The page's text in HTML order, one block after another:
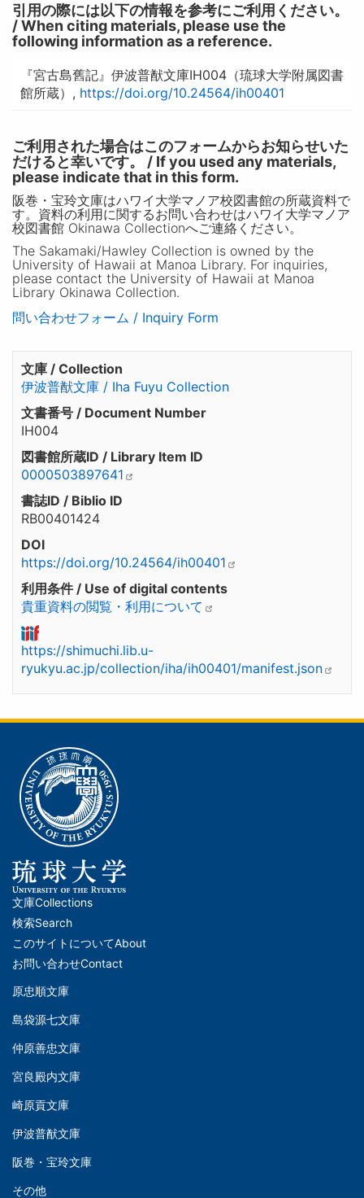
引用の際には以下の情報を参考にご利用ください。
/ When citing materials, please use the
following information as a reference.
『宮古島舊記』伊波普猷文庫IH004（琉球大学附属図書
館所蔵）, https://doi.org/10.24564/ih00401
ご利用された場合はこのフォームからお知らせいた
だけると幸いです。 / If you used any materials,
please indicate that in this form.
阪巻・宝玲文庫はハワイ大学マノア校図書館の所蔵資料で
す。資料の利用に関するお問い合わせはハワイ大学マノア
校図書館 Okinawa Collectionへご連絡ください。
The Sakamaki/Hawley Collection is owned by the
University of Hawaii at Manoa Library. For inquiries,
please contact the University of Hawaii at Manoa
Library Okinawa Collection.
問い合わせフォーム / Inquiry Form
文庫 / Collection
伊波普猷文庫 / Iha Fuyu Collection
文書番号 / Document Number
IH004
図書館所蔵ID / Library Item ID
0000503897641
書誌ID / Biblio ID
RB00401424
DOI
https://doi.org/10.24564/ih00401
利用条件 / Use of digital contents
貴重資料の閲覧・利用について
https://shimuchi.lib.u-
ryukyu.ac.jp/collection/iha/ih00401/manifest.json
メ
イ
ン
ナ
ビ
ー
シ
ョ
ン
ッ
文庫Collections
検索Search
このサイトについてAbout
お問い合わせContact
文
(Left)
原忠順文庫
島袋源七文庫
仲原善忠文庫
文
(Middle)
宮良殿内文庫
崎原貢文庫
伊波普猷文庫
文
阪巻・宝玲文庫
その他